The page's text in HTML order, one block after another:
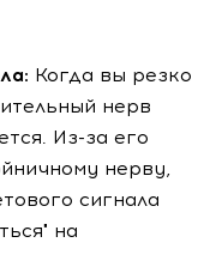
Когда вы резко
нерв
Из-за его
нерву,
сигнала
на